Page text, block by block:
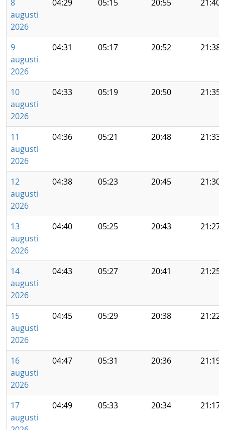
8
augusti
2026
04:29 05:15 20:55 21:40
9
augusti
2026
04:31 05:17 20:52 21:38
10
augusti
2026
04:33 05:19 20:50 21:35
11
augusti
2026
04:36 05:21 20:48 21:33
12
augusti
2026
04:38 05:23 20:45 21:30
13
augusti
2026
04:40 05:25 20:43 21:27
14
augusti
2026
04:43 05:27 20:41 21:25
15
augusti
2026
04:45 05:29 20:38 21:22
16
augusti
2026
04:47 05:31 20:36 21:19
17
augusti
04:49 05:33 20:34 21:17